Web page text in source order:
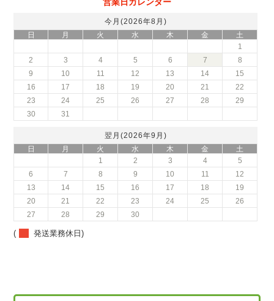
今月(2026年8月)
日
月 火 水 木 金
土
1
2
3 4 5 6 7
8
9
10 11 12 13 14
15
16
17 18 19 20 21
22
23
24 25 26 27 28
29
30
31
翌月(2026年9月)
日
月 火 水 木 金
土
1
2 3 4
5
6
7 8 9 10 11
12
13
14 15 16 17 18
19
20
21 22 23 24 25
26
27
28 29 30
( 発送業務休日)